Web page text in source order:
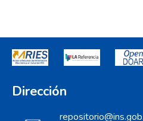
Dirección